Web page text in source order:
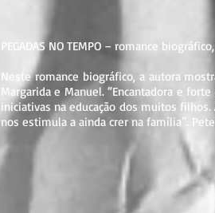
PEGADAS NO TEMPO – romance
Neste romance biográfico, a autora
Margarida e Manuel. “Encantadora e
iniciativas na educação dos muitos
nos estimula a ainda crer na família”.